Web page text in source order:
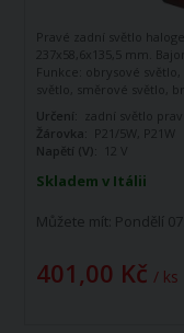
Skladem v Itálii
Můžete mít: Pondělí
401,00 Kč / ks
Pravé zadní světlo
237x58,6x135,5 mm.
Funkce: obrysové světlo,
světlo, směrové světlo,
Žárovky nejsou součástí
Schváleno pro silniční
Určení: zadní světlo pravé
Žárovka: P21/5W, P21W
Napětí (V):
12 V